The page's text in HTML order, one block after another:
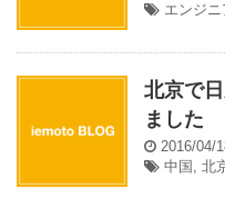
エンジニ
北京で
ました
2016/04/
中国 , 北